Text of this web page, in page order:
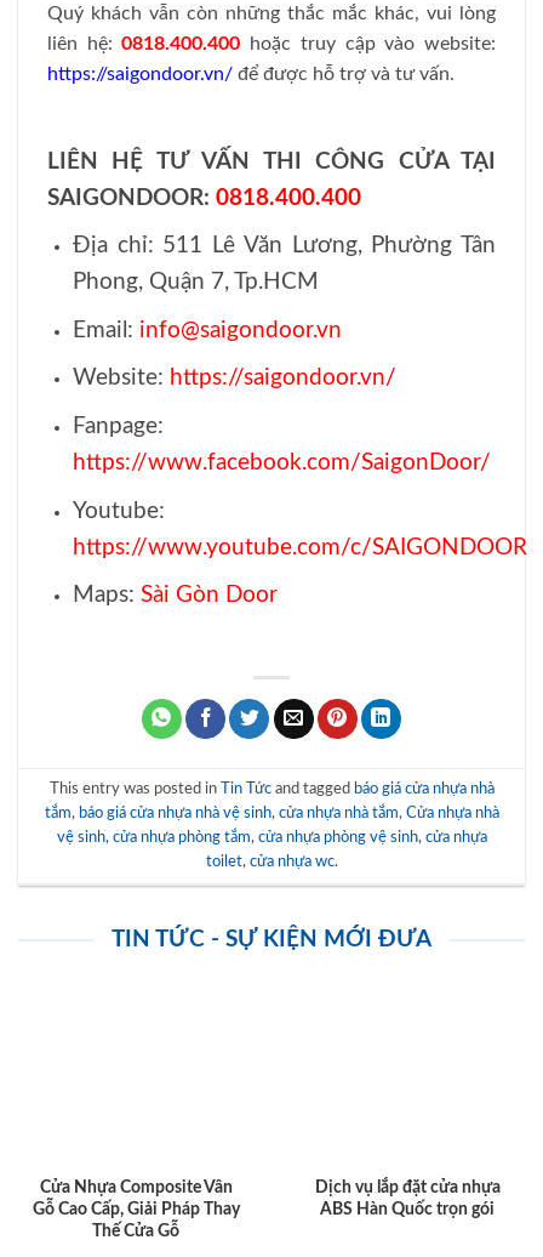
Quý khách vẫn còn những thắc mắc khác, vui lòng
liên hệ:0818.400.400 hoặc truy cập vào website:
https://saigondoor.vn/ để được hỗ trợ và tư vấn.
LIÊN HỆ TƯ VẤN THI CÔNG CỬA TẠI
SAIGONDOOR: 0818.400.400
Địa chỉ: 511 Lê Văn Lương, Phường Tân
Phong, Quận 7, Tp.HCM
Email: info@saigondoor.vn
Website: https://saigondoor.vn/
Fanpage:
https://www.facebook.com/SaigonDoor/
Youtube:
https://www.youtube.com/c/SAIGONDOOR
Maps: Sài Gòn Door
This entry was posted in Tin Tứcand tagged báo giá cửa nhựa nhà
tắm, báo giá cửa nhựa nhà vệ sinh, cửa nhựa nhà tắm, Cửa nhựa nhà
vệ sinh, cửa nhựa phòng tắm, cửa nhựa phòng vệ sinh, cửa nhựa
toilet, cửa nhựa wc.
TIN TỨC - SỰ KIỆN MỚI ĐƯA
Cửa Nhựa Composite Vân
Gỗ Cao Cấp, Giải Pháp Thay
Thế Cửa Gỗ
Dịch vụ lắp đặt cửa nhựa
ABS Hàn Quốc trọn gói